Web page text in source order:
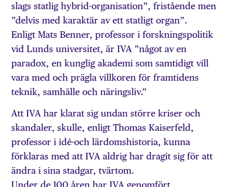
slags statlig hybrid-organisation”, fristående men
”delvis med karaktär av ett statligt organ”.
Enligt Mats Benner, professor i forskningspolitik
vid Lunds universitet, är IVA ”något av en
paradox, en kunglig akademi som samtidigt vill
vara med och prägla villkoren för framtidens
teknik, samhälle och näringsliv.”
Att IVA har klarat sig undan större kriser och
skandaler, skulle, enligt Thomas Kaiserfeld,
professor i idé-och lärdomshistoria, kunna
förklaras med att IVA aldrig har dragit sig för att
ändra i sina stadgar, tvärtom.